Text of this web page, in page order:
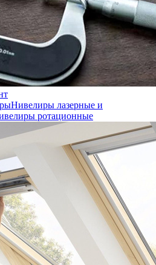
Нивелиры лазерные и
ротационные